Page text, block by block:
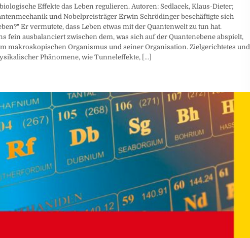
Effekte das Leben regulieren. Autoren: Sedlacek, Klaus-Dieter;
und Nobelpreisträger Erwin Schrödinger beschäftigte sich
Er vermutete, dass Leben etwas mit der Quantenwelt zu tun hat.
fein ausbalanciert zwischen dem, was sich auf der Quantenebene abspielt,
makroskopischen Organismus und seiner Organisation. Zielgerichtetes und
Phänomene, wie Tunneleffekte, [...]